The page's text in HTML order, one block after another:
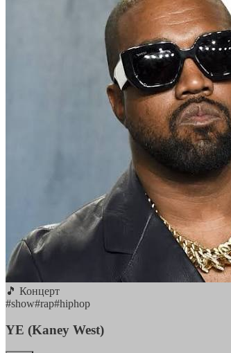
🎵 Концерт
#show#rap#hiphop
YE (Kaney West)